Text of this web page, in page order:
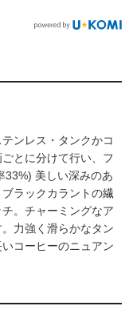
ンレス・タンクかコ
とに分けて行い、フ
33%) 美しい深みのあ
ラックカラントの繊
。チャーミングなア
力強く滑らかなタン
コーヒーのニュアン